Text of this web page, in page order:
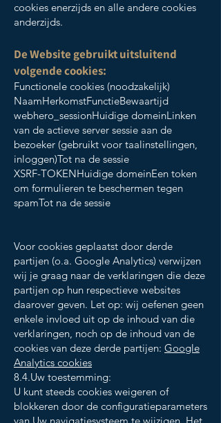
cookies enerzijds en alle andere cookies
anderzijds.
De Website gebruikt uitsluitend
volgende cookies:
Functionele cookies (noodzakelijk)
NaamHerkomstFunctieBewaartijd
webhero_sessionHuidige domeinLinken
van de actieve server sessie aan de
bezoeker (gebruikt voor taalinstellingen,
inloggen)Tot na de sessie
XSRF-TOKENHuidige domeinEen token
om formulieren te beschermen tegen
spamTot na de sessie
Voor cookies geplaatst door derde
partijen (o.a. Google Analytics) verwijzen
wij je graag naar de verklaringen die deze
partijen op hun respectieve websites
daarover geven. Let op: wij oefenen geen
enkele invloed uit op de inhoud van die
verklaringen, noch op de inhoud van de
cookies van deze derde partijen: Google
Analytics cookies
8.4.Uw toestemming:
U kunt steeds cookies weigeren of
blokkeren door de configuratieparameters